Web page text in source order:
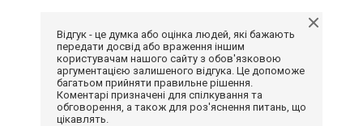
Відгук - це думка або оцінка людей, які бажають
передати досвід або враження іншим
користувачам нашого сайту з обов'язковою
аргументацією залишеного відгука. Це допоможе
багатьом прийняти правильне рішення.
Коментарі призначені для спілкування та
обговорення, а також для роз'яснення питань, що
цікавлять.